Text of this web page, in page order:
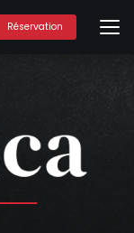
Réservation